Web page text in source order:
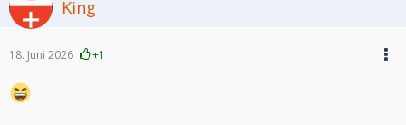
King
18. Juni 2026 +1